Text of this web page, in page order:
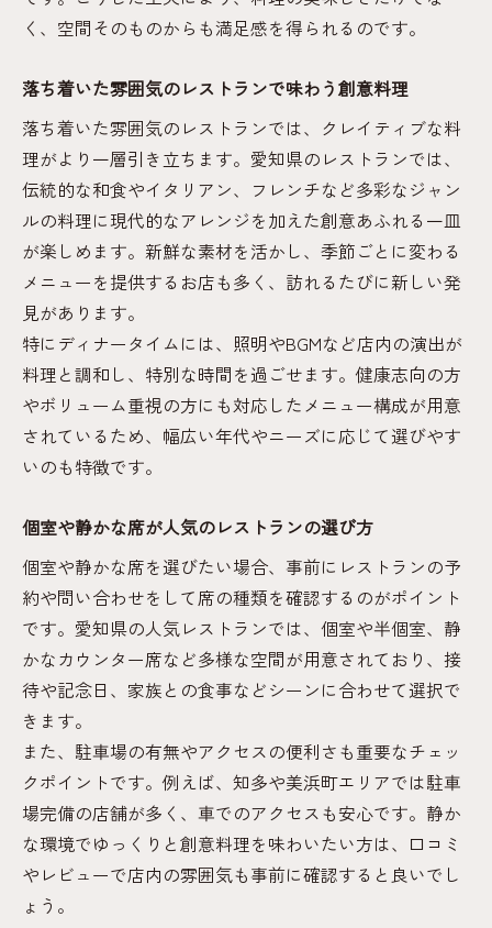
く、空間そのものからも満足感を得られるのです。
落ち着いた雰囲気のレストランで味わう創意料理
落ち着いた雰囲気のレストランでは、クレイティブな料
理がより一層引き立ちます。愛知県のレストランでは、
伝統的な和食やイタリアン、フレンチなど多彩なジャン
ルの料理に現代的なアレンジを加えた創意あふれる一皿
が楽しめます。新鮮な素材を活かし、季節ごとに変わる
メニューを提供するお店も多く、訪れるたびに新しい発
見があります。
特にディナータイムには、照明やBGMなど店内の演出が
料理と調和し、特別な時間を過ごせます。健康志向の方
やボリューム重視の方にも対応したメニュー構成が用意
されているため、幅広い年代やニーズに応じて選びやす
いのも特徴です。
個室や静かな席が人気のレストランの選び方
個室や静かな席を選びたい場合、事前にレストランの予
約や問い合わせをして席の種類を確認するのがポイント
です。愛知県の人気レストランでは、個室や半個室、静
かなカウンター席など多様な空間が用意されており、接
待や記念日、家族との食事などシーンに合わせて選択で
きます。
また、駐車場の有無やアクセスの便利さも重要なチェッ
クポイントです。例えば、知多や美浜町エリアでは駐車
場完備の店舗が多く、車でのアクセスも安心です。静か
な環境でゆっくりと創意料理を味わいたい方は、口コミ
やレビューで店内の雰囲気も事前に確認すると良いでし
ょう。